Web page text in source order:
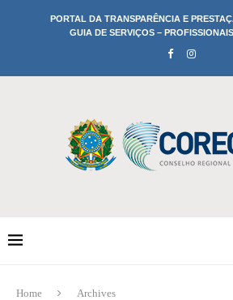
PORTAL DA TRANSPARÊNCIA E
GUIA DE SERVIÇOS –
Home Archives